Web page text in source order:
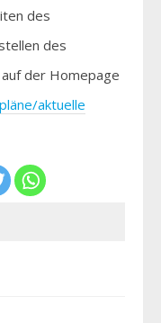
des
des
der Homepage
aktuelle